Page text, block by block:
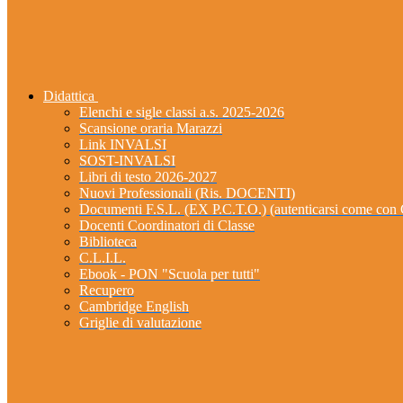
Didattica
Elenchi e sigle classi a.s. 2025-2026
Scansione oraria Marazzi
Link INVALSI
SOST-INVALSI
Libri di testo 2026-2027
Nuovi Professionali (Ris. DOCENTI)
Documenti F.S.L. (EX P.C.T.O.) (autenticarsi come
Docenti Coordinatori di Classe
Biblioteca
C.L.I.L.
Ebook - PON "Scuola per tutti"
Recupero
Cambridge English
Griglie di valutazione